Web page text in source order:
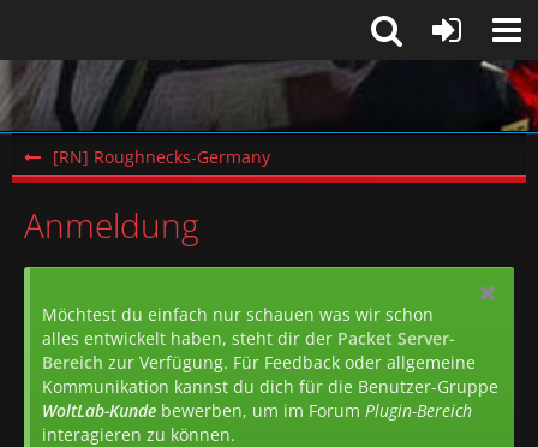
[RN] Roughnecks-Germany
Anmeldung
Möchtest du einfach nur schauen was wir schon
alles entwickelt haben, steht dir der Packet Server-
Bereich zur Verfügung. Für Feedback oder allgemeine
Kommunikation kannst du dich für die Benutzer-Gruppe
WoltLab-Kunde bewerben, um im Forum Plugin-Bereich
interagieren zu können.